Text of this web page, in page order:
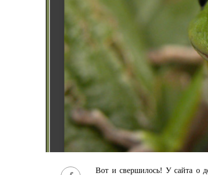
Вот и свершилось! У сайта о